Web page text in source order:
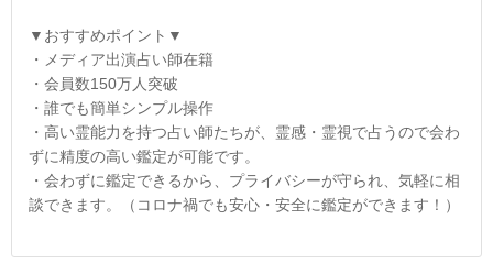
▼おすすめポイント▼
・メディア出演占い師在籍
・会員数150万人突破
・誰でも簡単シンプル操作
・高い霊能力を持つ占い師たちが、霊感・霊視で占うので会わ
ずに精度の高い鑑定が可能です。
・会わずに鑑定できるから、プライバシーが守られ、気軽に相
談できます。（コロナ禍でも安心・安全に鑑定ができます！）